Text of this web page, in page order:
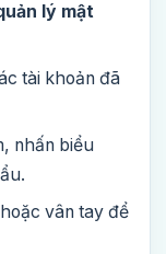
lý mật
tài khoản đã
nhấn biểu
vân tay để